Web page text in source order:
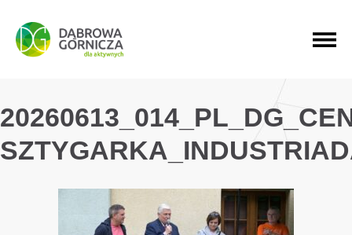
PRZEJDŹ DO MENU GŁÓWNEGO
PRZEJDŹ DO WYSZUKIWARKI
PRZEJDŹ DO TREŚCI